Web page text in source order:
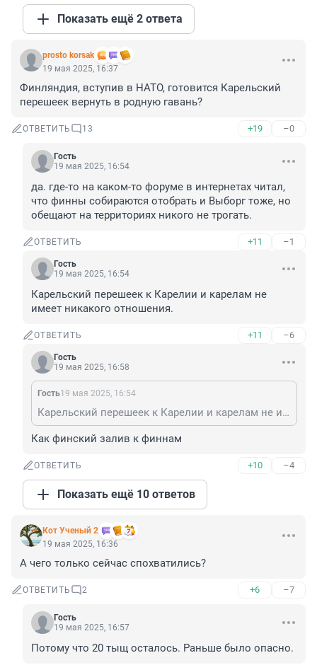
Показать ещё 2 ответа
prosto korsak
19 мая 2025, 16:37
Финляндия, вступив в НАТО, готовится Карельский
перешеек вернуть в родную гавань?
ОТВЕТИТЬ 13 +19 –0
Гость
19 мая 2025, 16:54
да. где-то на каком-то форуме в интернетах читал,
что финны собираются отобрать и Выборг тоже, но
обещают на территориях никого не трогать.
ОТВЕТИТЬ +11 –1
Гость
19 мая 2025, 16:54
Карельский перешеек к Карелии и карелам не
имеет никакого отношения.
ОТВЕТИТЬ +11 –6
Гость
19 мая 2025, 16:58
Гость19 мая 2025, 16:54
Карельский перешеек к Карелии и карелам не имеет никакого отношения.
Как финский залив к финнам
ОТВЕТИТЬ +10 –4
Показать ещё 10 ответов
Кот Ученый 2
19 мая 2025, 16:36
А чего только сейчас спохватились?
ОТВЕТИТЬ 2 +6 –7
Гость
19 мая 2025, 16:57
Потому что 20 тыщ осталось. Раньше было опасно.